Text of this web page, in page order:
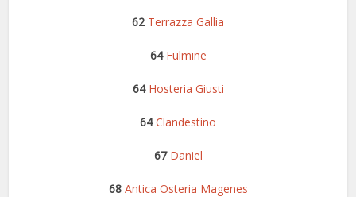
62 Terrazza Gallia
64 Fulmine
64 Hosteria Giusti
64 Clandestino
67 Daniel
68 Antica Osteria Magenes